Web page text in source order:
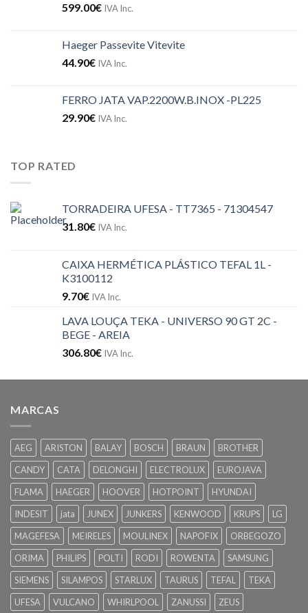
599.00€ IVA Inc.
Haeger Passevite Vitevite
44.90€ IVA Inc.
FERRO JATA VAP.2200W.B.INOX -PL225
29.90€ IVA Inc.
TOP RATED
TORRADEIRA UFESA - TT7365 - 71304547
31.80€ IVA Inc.
CAIXA HERMÉTICA PLÁSTICO TEFAL 1L -
K3100112
9.70€ IVA Inc.
LAVA LOUÇA TEKA - UNIVERSO 90 GT 2C -
BEGE - AREIA
306.80€ IVA Inc.
MARCAS
AEG ARISTON BALAY BOSCH BRAUN
BROTHER
CANDY
CATA DELONGHI ELECTROLUX
EUROJAVA
FLAMA
HAEGER HOOVER HOTPOINT
HYUNDAI
INDESIT
jata JUNEX JUNKERS KENWOOD KRUPS
LG
MAGEFESA
MEIRELES MOULINEX NAPOFIX
ORBEGOZO
ORIMA
PHILIPS POLTI RODI ROWENTA
SAMSUNG
SIEMENS
SILAMPOS STARLUX TAURUS TEFAL
TEKA
UFESA
VULCANO WHIRLPOOL ZANUSSI ZEUS